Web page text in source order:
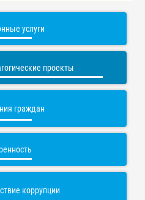
услуги
проекты
граждан
коррупции